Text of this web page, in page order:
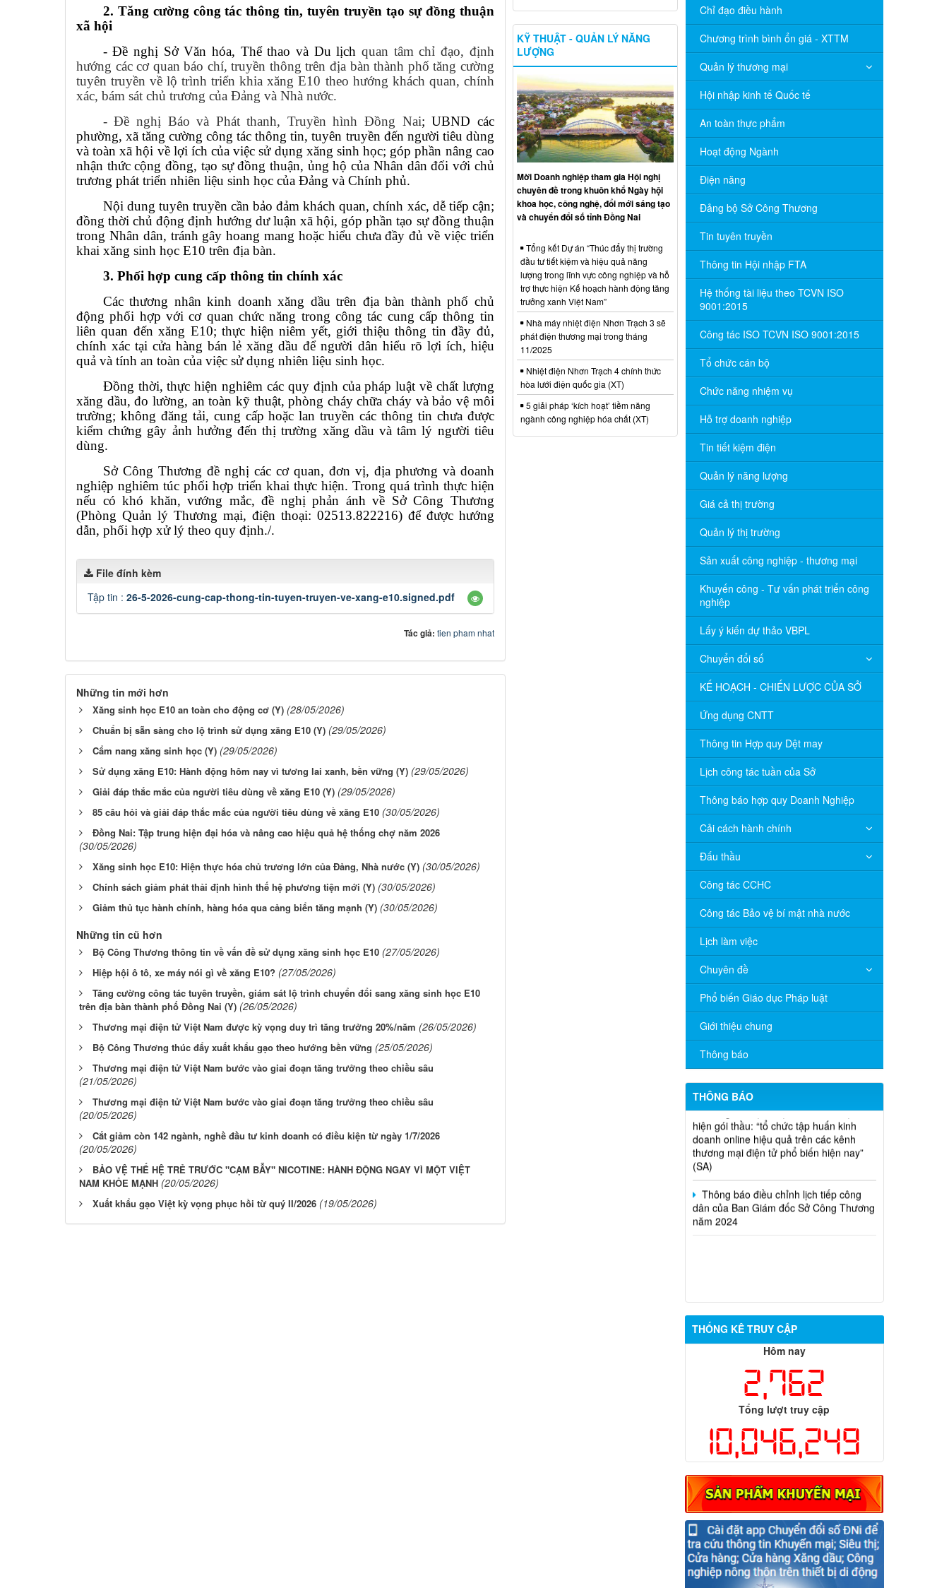
2. Tăng cường công tác thông tin, tuyên truyền tạo sự đồng thuận
xã hội
- Đề nghị Sở Văn hóa, Thể thao và Du lịch quan tâm chỉ đạo, định
hướng các cơ quan báo chí, truyền thông trên địa bàn thành phố tăng cường
tuyên truyền về lộ trình triển khia xăng E10 theo hướng khách quan, chính
xác, bám sát chủ trương của Đảng và Nhà nước.
- Đề nghị Báo và Phát thanh, Truyền hìnhĐồng Nai; UBND các
phường, xã tăng cường công tác thông tin, tuyên truyền đến người tiêu dùng
và toàn xã hội về lợi ích của việc sử dụng xăng sinh học; góp phần nâng cao
nhận thức cộng đồng, tạo sự đồng thuận, ủng hộ của Nhân dân đối với chủ
trương phát triển nhiên liệu sinh học của Đảng và Chính phủ.
Nội dung tuyên truyền cần bảo đảm khách quan, chính xác, dễ tiếp cận;
đồng thời chủ động định hướng dư luận xã hội, góp phần tạo sự đồng thuận
trong Nhân dân, tránh gây hoang mang hoặc hiểu chưa đầy đủ về việc triển
khai xăng sinh học E10 trên địa bàn.
3. Phối hợp cung cấp thông tin chính xác
Các thương nhân kinh doanh xăng dầu trên địa bàn thành phố chủ
động phối hợp với cơ quan chức năng trong công tác cung cấp thông tin
liên quan đến xăng E10; thực hiện niêm yết, giới thiệu thông tin đầy đủ,
chính xác tại cửa hàng bán lẻ xăng dầu để người dân hiểu rõ lợi ích, hiệu
quả và tính an toàn của việc sử dụng nhiên liệu sinh học.
Đồng thời, thực hiện nghiêm các quy định của pháp luật về chất lượng
xăng dầu, đo lường, an toàn kỹ thuật, phòng cháy chữa cháy và bảo vệ môi
trường; không đăng tải, cung cấp hoặc lan truyền các thông tin chưa được
kiểm chứng gây ảnh hưởng đến thị trường xăng dầu và tâm lý người tiêu
dùng.
Sở Công Thương đề nghị các cơ quan, đơn vị, địa phương và doanh
nghiệp nghiêm túc phối hợp triển khai thực hiện. Trong quá trình thực hiện
nếu có khó khăn, vướng mắc, đề nghị phản ánh về Sở Công Thương
(Phòng Quản lý Thương mại, điện thoại: 02513.822216) để được hướng
dẫn, phối hợp xử lý theo quy định./.
File đính kèm
Tập tin : 26-5-2026-cung-cap-thong-tin-tuyen-truyen-ve-xang-e10.signed.pdf
Tác giả: tien pham nhat
Những tin mới hơn
Xăng sinh học E10 an toàn cho động cơ (Y) (28/05/2026)
Chuẩn bị sẵn sàng cho lộ trình sử dụng xăng E10 (Y) (29/05/2026)
Cẩm nang xăng sinh học (Y) (29/05/2026)
Sử dụng xăng E10: Hành động hôm nay vì tương lai xanh, bền vững (Y) (29/05/2026)
Giải đáp thắc mắc của người tiêu dùng về xăng E10 (Y) (29/05/2026)
85 câu hỏi và giải đáp thắc mắc của người tiêu dùng về xăng E10 (30/05/2026)
Đồng Nai: Tập trung hiện đại hóa và nâng cao hiệu quả hệ thống chợ năm 2026
(30/05/2026)
Xăng sinh học E10: Hiện thực hóa chủ trương lớn của Đảng, Nhà nước (Y) (30/05/2026)
Chính sách giảm phát thải định hình thế hệ phương tiện mới (Y) (30/05/2026)
Giảm thủ tục hành chính, hàng hóa qua cảng biển tăng mạnh (Y) (30/05/2026)
Những tin cũ hơn
Bộ Công Thương thông tin về vấn đề sử dụng xăng sinh học E10 (27/05/2026)
Hiệp hội ô tô, xe máy nói gì về xăng E10? (27/05/2026)
Tăng cường công tác tuyên truyền, giám sát lộ trình chuyển đổi sang xăng sinh học E10
trên địa bàn thành phố Đồng Nai (Y) (26/05/2026)
Thương mại điện tử Việt Nam được kỳ vọng duy trì tăng trưởng 20%/năm (26/05/2026)
Bộ Công Thương thúc đẩy xuất khẩu gạo theo hướng bền vững (25/05/2026)
Thương mại điện tử Việt Nam bước vào giai đoạn tăng trưởng theo chiều sâu
(21/05/2026)
Thương mại điện tử Việt Nam bước vào giai đoạn tăng trưởng theo chiều sâu
(20/05/2026)
Cắt giảm còn 142 ngành, nghề đầu tư kinh doanh có điều kiện từ ngày 1/7/2026
(20/05/2026)
BẢO VỆ THẾ HỆ TRẺ TRƯỚC "CẠM BẪY" NICOTINE: HÀNH ĐỘNG NGAY VÌ MỘT VIỆT
NAM KHỎE MẠNH (20/05/2026)
Xuất khẩu gạo Việt kỳ vọng phục hồi từ quý II/2026 (19/05/2026)
Chỉ đạo điều hành
Chương trình bình ổn giá - XTTM
Quản lý thương mại
Hội nhập kinh tế Quốc tế
An toàn thực phẩm
Hoạt động Ngành
Điện năng
Đảng bộ Sở Công Thương
Tin tuyên truyền
Thông tin Hội nhập FTA
Hệ thống tài liệu theo TCVN ISO
9001:2015
Công tác ISO TCVN ISO 9001:2015
Tổ chức cán bộ
Chức năng nhiệm vụ
Hỗ trợ doanh nghiệp
Tin tiết kiệm điện
Quản lý năng lượng
Giá cả thị trường
Quản lý thị trường
Sản xuất công nghiệp - thương mại
Khuyến công - Tư vấn phát triển công
nghiệp
Lấy ý kiến dự thảo VBPL
Chuyển đổi số
KẾ HOẠCH - CHIẾN LƯỢC CỦA SỞ
Ứng dụng CNTT
Thông tin Hợp quy Dệt may
Lịch công tác tuần của Sở
Thông báo hợp quy Doanh Nghiệp
Cải cách hành chính
Đấu thầu
Công tác CCHC
Công tác Bảo vệ bí mật nhà nước
Lịch làm việc
Chuyên đề
Phổ biến Giáo dục Pháp luật
Giới thiệu chung
Thông báo
THÔNG BÁO
V/v đề nghị báo cáo hệ thống phân
phối, nhãn hiệu hàng hóa và hoạt động
mua bán khí trên địa bàn tỉnh năm 2025
(nhắc lần 2).
Thông báo bán thanh lý tài sản công
theo hình thức chỉ định
Thông báo lựa chọn nhà thầu thực
hiện gói thầu: “tổ chức tập huấn kinh
doanh online hiệu quả trên các kênh
thương mại điện tử phổ biến hiện nay”
(SA)
Thông báo điều chỉnh lịch tiếp công
dân của Ban Giám đốc Sở Công Thương
năm 2024
THỐNG KÊ TRUY CẬP
Hôm nay
2,762
Tổng lượt truy cập
10,046,249
KỸ THUẬT - QUẢN LÝ NĂNG
LƯỢNG
Mời Doanh nghiệp tham gia Hội nghị
chuyên đề trong khuôn khổ Ngày hội
khoa học, công nghệ, đổi mới sáng tạo
và chuyển đổi số tỉnh Đồng Nai
Tổng kết Dự án “Thúc đẩy thị trường
đầu tư tiết kiệm và hiệu quả năng
lượng trong lĩnh vực công nghiệp và hỗ
trợ thực hiện Kế hoạch hành động tăng
trưởng xanh Việt Nam”
Nhà máy nhiệt điện Nhơn Trạch 3 sẽ
phát điện thương mại trong tháng
11/2025
Nhiệt điện Nhơn Trạch 4 chính thức
hòa lưới điện quốc gia (XT)
5 giải pháp ‘kích hoạt’ tiềm năng
ngành công nghiệp hóa chất (XT)